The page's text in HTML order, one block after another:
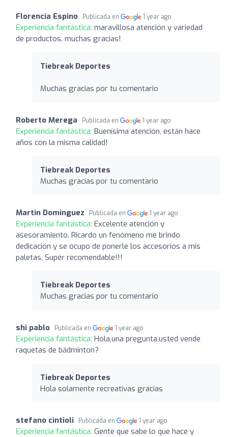
Florencia Espino Publicada en 1 year ago
Experiencia fantástica: maravillosa atención y variedad
de productos. muchas gracias!
Tiebreak Deportes
Muchas gracias por tu comentario
Roberto Merega Publicada en 1 year ago
Experiencia fantástica: Buenísima atención, están hace
años con la misma calidad!
Tiebreak Deportes
Muchas gracias por tu comentario
Martin Dominguez Publicada en 1 year ago
Experiencia fantástica: Excelente atención y
asesoramiento. Ricardo un fenómeno me brindo
dedicación y se ocupo de ponerle los accesorios a mis
paletas. Supér recomendable!!!
Tiebreak Deportes
Muchas gracias por tu comentario
shi pablo Publicada en 1 year ago
Experiencia fantástica: Hola,una pregunta,usted vende
raquetas de bádminton?
Tiebreak Deportes
Hola solamente recreativas gracias
stefano cintioli Publicada en 1 year ago
Experiencia fantástica: Gente que sabe lo que hace y